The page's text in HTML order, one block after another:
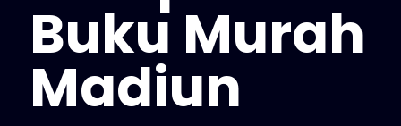
Buku Murah
Madiun